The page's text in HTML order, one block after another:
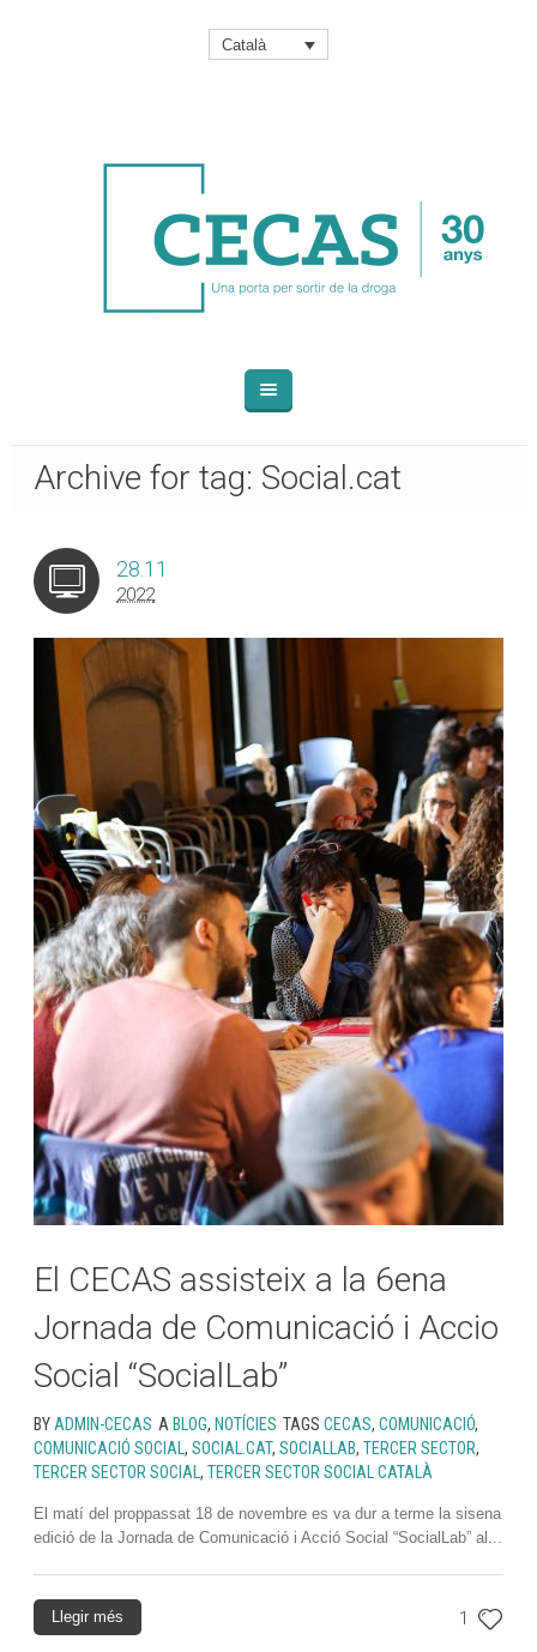
Català
Archive for tag: Social.cat
28.11
2022
El CECAS assisteix a la 6ena
Jornada de Comunicació i Accio
Social “SocialLab”
BY ADMIN-CECAS A BLOG, NOTÍCIES TAGS CECAS, COMUNICACIÓ,
COMUNICACIÓ SOCIAL , SOCIAL.CAT, SOCIALLAB, TERCER SECTOR,
TERCER SECTOR SOCIAL , TERCER SECTOR SOCIAL CATALÀ
El matí del proppassat 18 de novembre es va dur a terme la sisena
edició de la Jornada de Comunicació i Acció Social “SocialLab” al...
1
Llegir més